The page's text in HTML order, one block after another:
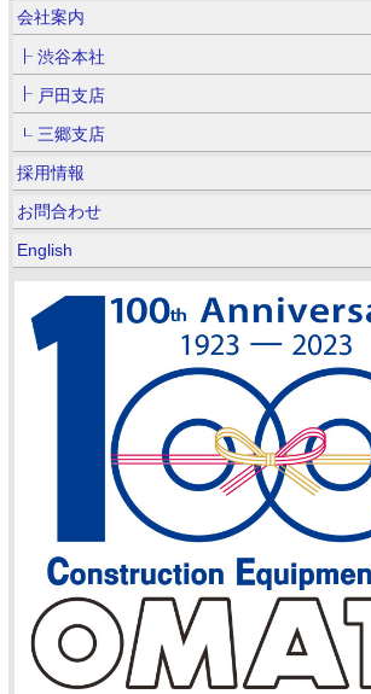
会社案内
渋谷本社
戸田支店
三郷支店
採用情報
お問合わせ
English